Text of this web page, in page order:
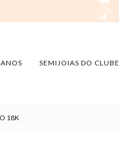
SEMIJOIAS DO CLUBE
18K